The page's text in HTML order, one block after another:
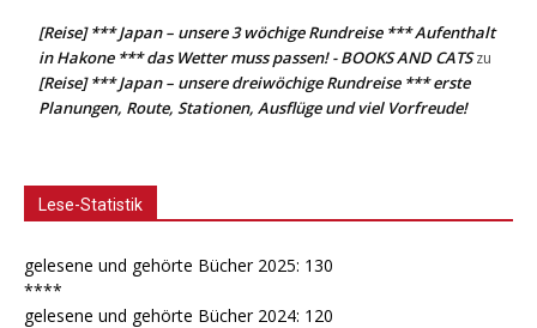
[Reise] *** Japan – unsere 3 wöchige Rundreise *** Aufenthalt
in Hakone *** das Wetter muss passen! - BOOKS AND CATSzu
[Reise] *** Japan – unsere dreiwöchige Rundreise *** erste
Planungen, Route, Stationen, Ausflüge und viel Vorfreude!
Lese-Statistik
gelesene und gehörte Bücher 2025: 130
****
gelesene und gehörte Bücher 2024: 120